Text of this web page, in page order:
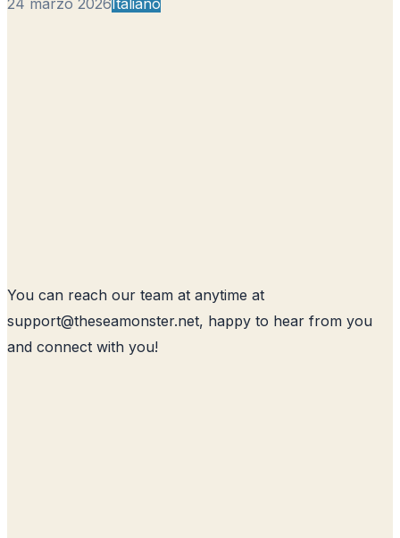
You can reach our team at anytime at
support@theseamonster.net, happy to hear from you
and connect with you!